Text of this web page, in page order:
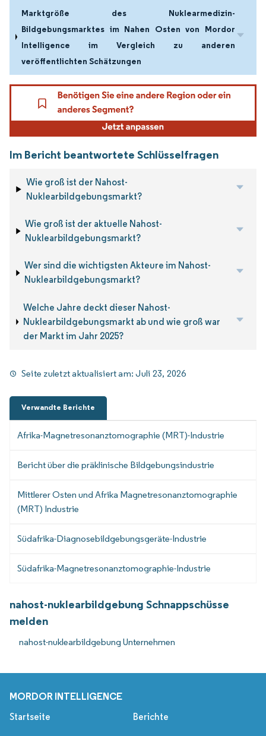
Marktgröße des Nuklearmedizin-
Bildgebungsmarktes im Nahen Osten von Mordor
Intelligence im Vergleich zu anderen
veröffentlichten Schätzungen
Im Bericht beantwortete Schlüsselfragen
Wie groß ist der Nahost-
Nuklearbildgebungsmarkt?
Wie groß ist der aktuelle Nahost-
Nuklearbildgebungsmarkt?
Wer sind die wichtigsten Akteure im Nahost-
Nuklearbildgebungsmarkt?
Welche Jahre deckt dieser Nahost-
Nuklearbildgebungsmarkt ab und wie groß war
der Markt im Jahr 2025?
Seite zuletzt aktualisiert am:Juli 23, 2026
Verwandte Berichte
Afrika-Magnetresonanztomographie (MRT)-Industrie
Bericht über die präklinische Bildgebungsindustrie
Mittlerer Osten und Afrika Magnetresonanztomographie
(MRT) Industrie
Südafrika-Diagnosebildgebungsgeräte-Industrie
Südafrika-Magnetresonanztomographie-Industrie
nahost-nuklearbildgebung Schnappschüsse
melden
nahost-nuklearbildgebung Unternehmen
MORDOR INTELLIGENCE
Startseite Berichte